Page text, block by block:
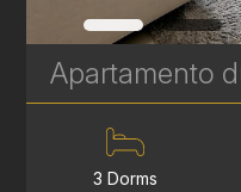
3 Dorms